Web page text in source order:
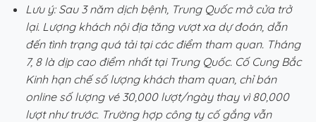
Lưu ý:Sau 3 năm dịch bệnh, Trung Quốc mở cửa trở
lại. Lượng khách nội địa tăng vượt xa dự đoán, dẫn
đến tình trạng quá tải tại các điểm tham quan. Tháng
7, 8 là dịp cao điểm nhất tại Trung Quốc. Cố Cung Bắc
Kinh hạn chế số lượng khách tham quan, chỉ bán
online số lượng vé 30,000 lượt/ngày thay vì 80,000
lượt như trước. Trường hợp công ty cố gắng vẫn